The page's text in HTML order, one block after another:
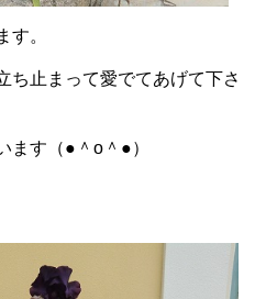
す。
ち止まって愛でてあげて下さ
ます（●＾o＾●）